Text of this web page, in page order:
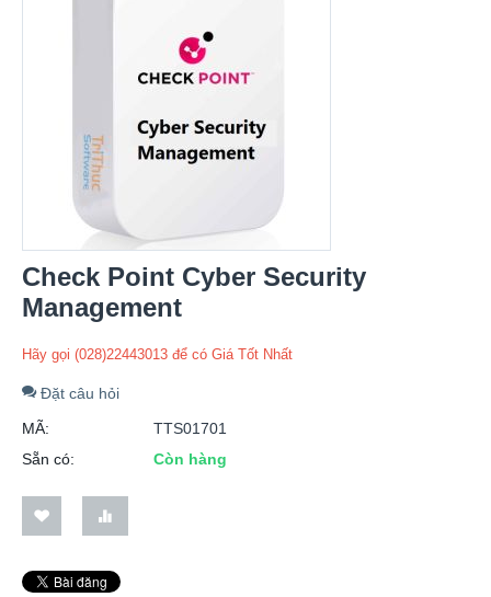
Check Point Cyber Security
Management
Hãy gọi (028)22443013 để có Giá Tốt Nhất
Đặt câu hỏi
MÃ:
TTS01701
Sẵn có:
Còn hàng